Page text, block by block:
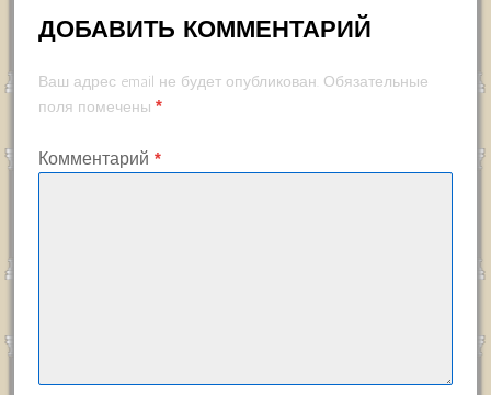
ДОБАВИТЬ КОММЕНТАРИЙ
Ваш адрес email не будет опубликован. Обязательные
поля помечены *
Комментарий *